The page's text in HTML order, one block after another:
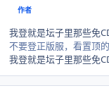
作者
我登就是坛子里那些免
不要登正版服，看置顶
我登就是坛子里那些免